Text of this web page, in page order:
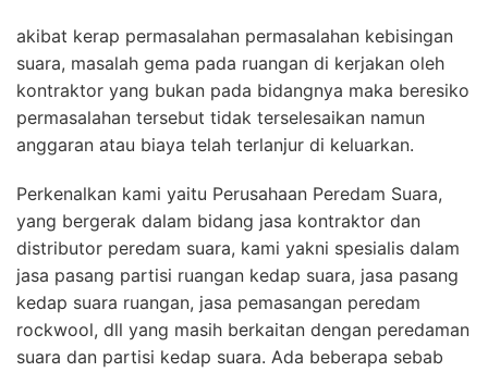
akibat kerap permasalahan permasalahan kebisingan
suara, masalah gema pada ruangan di kerjakan oleh
kontraktor yang bukan pada bidangnya maka beresiko
permasalahan tersebut tidak terselesaikan namun
anggaran atau biaya telah terlanjur di keluarkan.
Perkenalkan kami yaitu Perusahaan Peredam Suara,
yang bergerak dalam bidang jasa kontraktor dan
distributor peredam suara, kami yakni spesialis dalam
jasa pasang partisi ruangan kedap suara, jasa pasang
kedap suara ruangan, jasa pemasangan peredam
rockwool, dll yang masih berkaitan dengan peredaman
suara dan partisi kedap suara. Ada beberapa sebab